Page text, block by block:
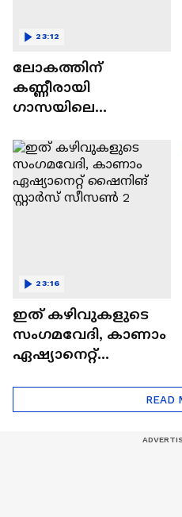
ലോകത്തിന്
കണ്ണീരായി
ഗാസയിലെ
കുഞ്ഞുങ്ങൾ
23:12
ഇത് കഴിവുകളുടെ
സംഗമവേദി, കാണാം
ഏഷ്യാനെറ്റ്
23:16
READ